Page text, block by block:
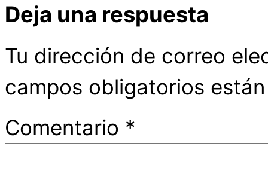
Deja una respuesta
Tu dirección de correo
campos obligatorios
Comentario *